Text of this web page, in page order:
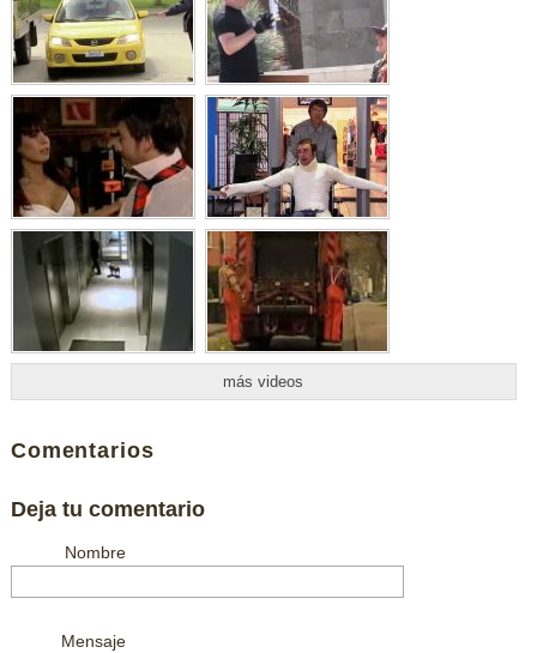
más videos
Comentarios
Deja tu comentario
Nombre
Mensaje